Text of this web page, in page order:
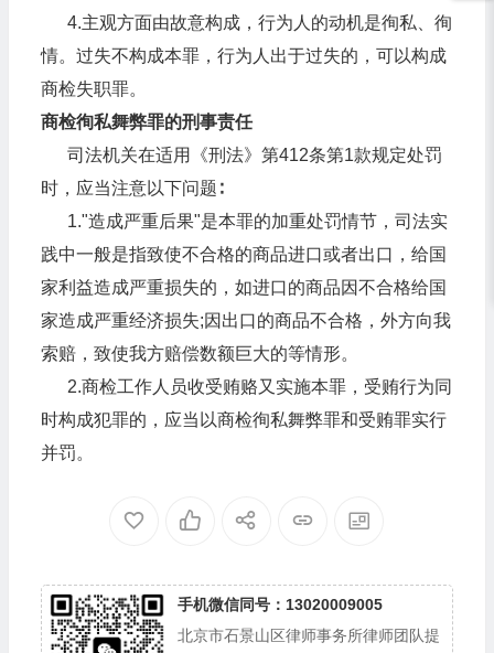
4.主观方面由故意构成，行为人的动机是徇私、徇
情。过失不构成本罪，行为人出于过失的，可以构成
商检失职罪。
商检徇私舞弊罪的刑事责任
司法机关在适用《刑法》第412条第1款规定处罚
时，应当注意以下问题∶
1."造成严重后果"是本罪的加重处罚情节，司法实
践中一般是指致使不合格的商品进口或者出口，给国
家利益造成严重损失的，如进口的商品因不合格给国
家造成严重经济损失;因出口的商品不合格，外方向我
索赔，致使我方赔偿数额巨大的等情形。
2.商检工作人员收受贿赂又实施本罪，受贿行为同
时构成犯罪的，应当以商检徇私舞弊罪和受贿罪实行
并罚。
手机微信同号：13020009005
北京市石景山区律师事务所律师团队提